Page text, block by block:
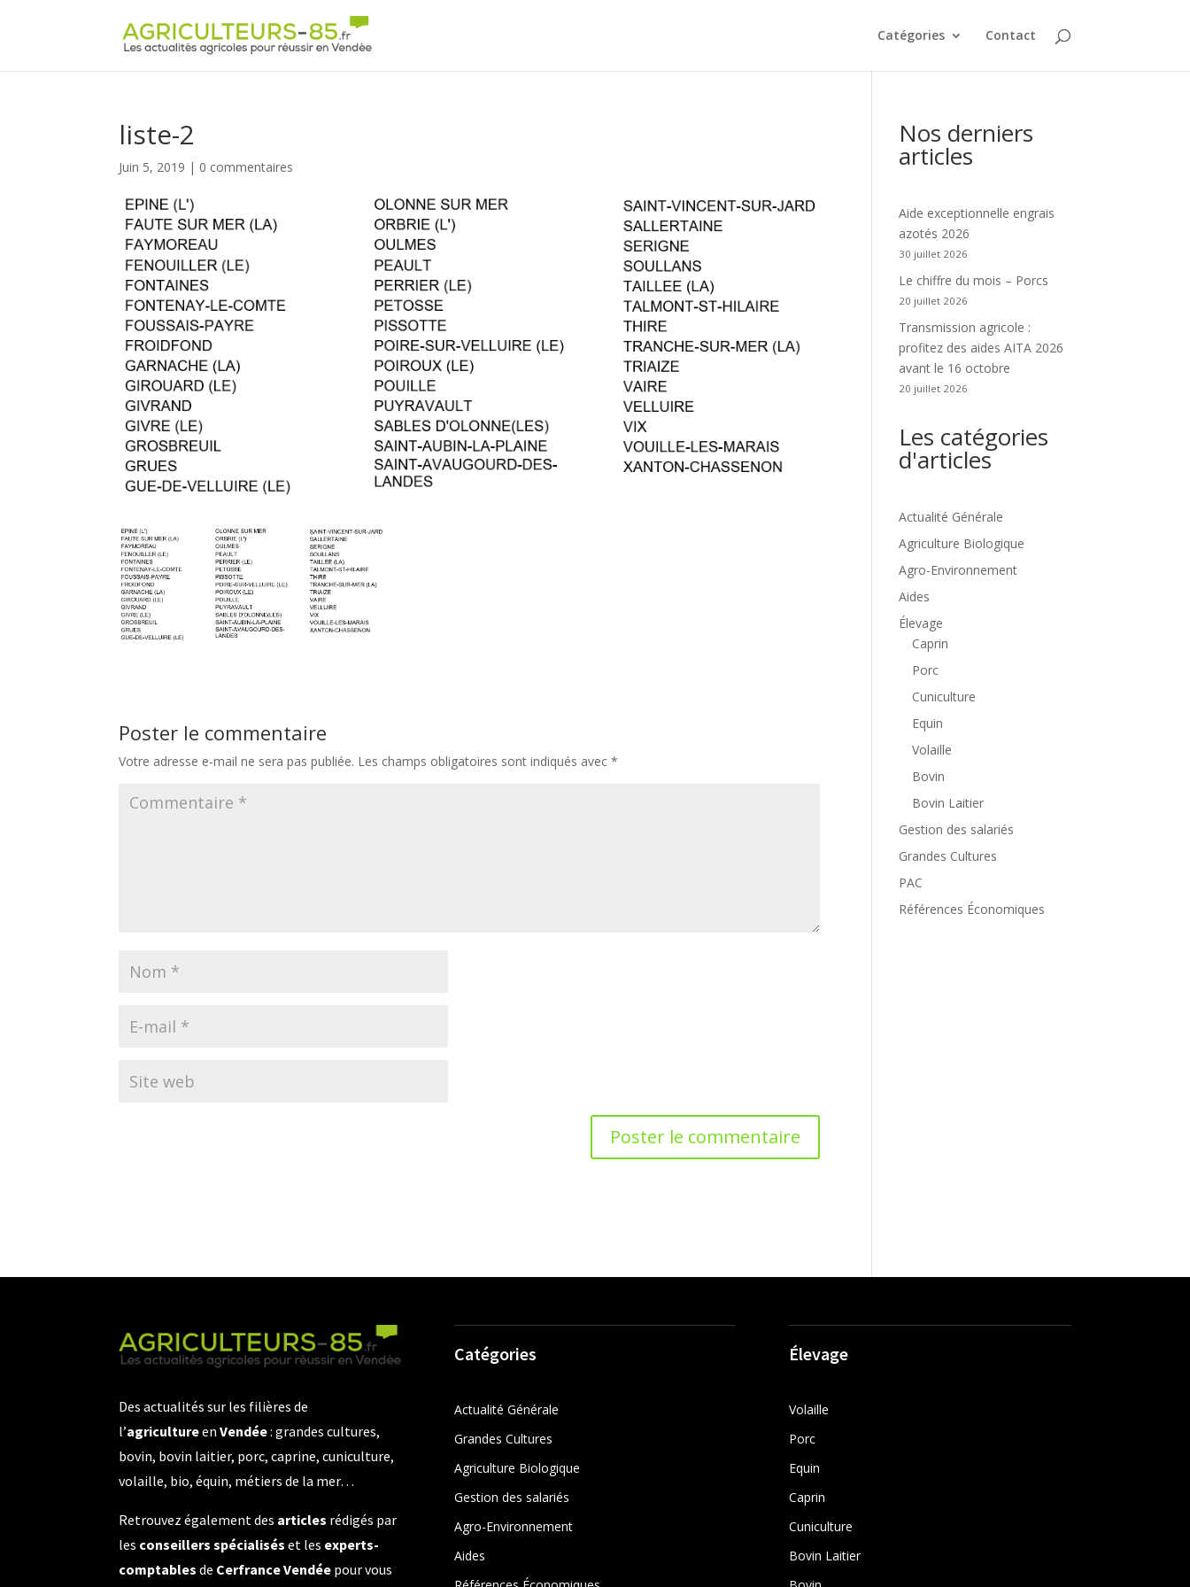
Catégories Contact
liste-2
Juin 5, 2019 | 0 commentaires
Poster le commentaire
Votre adresse e-mail ne sera pas publiée. Les champs obligatoires sont indiqués avec*
Nos derniers
articles
Aide exceptionnelle engrais
azotés 2026
30 juillet 2026
Le chiffre du mois – Porcs
20 juillet 2026
Transmission agricole :
profitez des aides AITA 2026
avant le 16 octobre
20 juillet 2026
Les catégories
d'articles
Actualité Générale
Agriculture Biologique
Agro-Environnement
Aides
Élevage
Caprin
Porc
Cuniculture
Equin
Volaille
Bovin
Bovin Laitier
Gestion des salariés
Grandes Cultures
PAC
Références Économiques
Des actualités sur les filières de
l’agricultureenVendée: grandes cultures,
bovin, bovin laitier, porc, caprine, cuniculture,
volaille, bio, équin, métiers de la mer…
Retrouvez également des articles rédigés par
les conseillers spécialisés et les experts-
comptables de Cerfrance Vendée pour vous
Catégories
Actualité Générale
Grandes Cultures
Agriculture Biologique
Gestion des salariés
Agro-Environnement
Aides
Élevage
Volaille
Porc
Equin
Caprin
Cuniculture
Bovin Laitier